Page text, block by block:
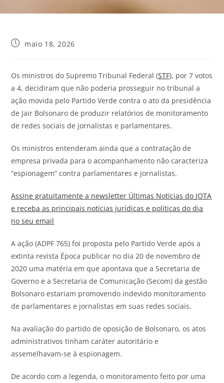
maio 18, 2026
Os ministros do Supremo Tribunal Federal (STF), por 7 votos
a 4, decidiram que não poderia prosseguir no tribunal a
ação movida pelo Partido Verde contra o ato da presidência
de Jair Bolsonaro de produzir relatórios de monitoramento
de redes sociais de jornalistas e parlamentares.
Os ministros entenderam ainda que a contratação de
empresa privada para o acompanhamento não caracteriza
“espionagem” contra parlamentares e jornalistas.
Assine gratuitamente a newsletter Últimas Notícias do JOTA
e receba as principais notícias jurídicas e políticas do dia
no seu email
A ação (ADPF 765) foi proposta pelo Partido Verde após a
extinta revista Época publicar no dia 20 de novembro de
2020 uma matéria em que apontava que a Secretaria de
Governo e a Secretaria de Comunicação (Secom) da gestão
Bolsonaro estariam promovendo indevido monitoramento
de parlamentares e jornalistas em suas redes sociais.
Na avaliação do partido de oposição de Bolsonaro, os atos
administrativos tinham caráter autoritário e
assemelhavam-se à espionagem.
De acordo com a legenda, o monitoramento feito por uma